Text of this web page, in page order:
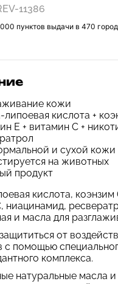
11386
пунктов выдачи в 470
кожи
кислота +
E + витамин C +
и сухой кожи
на животных
продукт
кислота, коэнзим
ниацинамид,
и масла для
от
с помощью
комплекса.
натуральные масла